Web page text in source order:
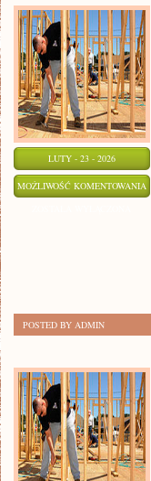
LUTY - 23 - 2026
MOŻLIWOŚĆ KOMENTOWANIA
POSTED BY ADMIN